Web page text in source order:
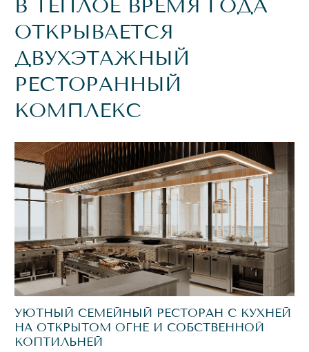
СОБСТВЕННАЯ
АРТЕЗИАНСКАЯ
СКВАЖИНА С
МНОГОСТУПЕНЧАТОЙ
СИСТЕМОЙ ОЧИСТКИ
ВОДЫ
Чистая вода полезна для кожи и продлевает срок
службы сантехники и специализированного
оборудования (стиральных машин, посудомоечных
машин, бойлеров).
СЕРВИС